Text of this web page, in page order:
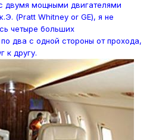
двумя мощными двигателями
(Pratt Whitney or GE), я не
четыре больших
два с одной стороны от прохода,
к другу.